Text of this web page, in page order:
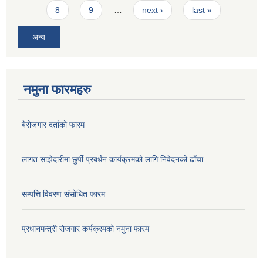
8 9 next › last »
अन्य
नमुना फारमहरु
बेरोजगार दर्ताको फारम
लागत साझेदारीमा छुर्पी प्रबर्धन कार्यक्रमको लागि निवेदनको ढाँचा
सम्पत्ति विवरण संसोधित फारम
प्रधानमन्त्री रोजगार कर्यक्रमको नमुना फारम